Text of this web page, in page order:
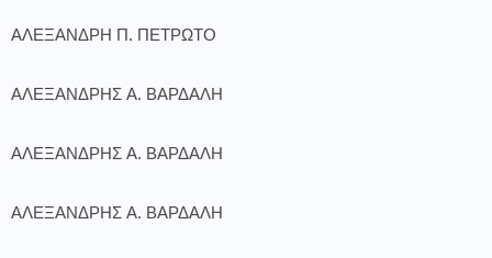
ΑΛΕΞΑΝΔΡΗ Π. ΠΕΤΡΩΤΟ
ΑΛΕΞΑΝΔΡΗΣ Α. ΒΑΡΔΑΛΗ
ΑΛΕΞΑΝΔΡΗΣ Α. ΒΑΡΔΑΛΗ
ΑΛΕΞΑΝΔΡΗΣ Α. ΒΑΡΔΑΛΗ